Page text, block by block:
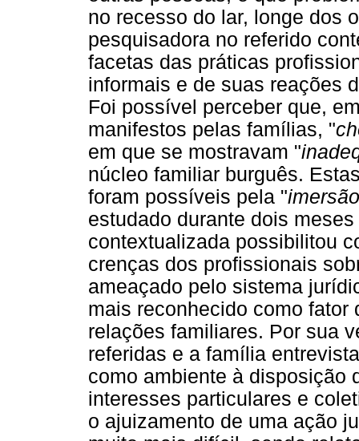
no recesso do lar, longe dos
pesquisadora no referido
facetas das práticas
informais e de suas reações
Foi possível perceber que,
manifestos pelas famílias, "
em que se mostravam "
núcleo familiar burguês.
foram possíveis pela "imersão
estudado durante dois
contextualizada possibilitou
crenças dos profissionais
ameaçado pelo sistema
mais reconhecido como fator
relações familiares. Por sua
referidas e a família
como ambiente à disposição
interesses particulares e
o ajuizamento de uma ação